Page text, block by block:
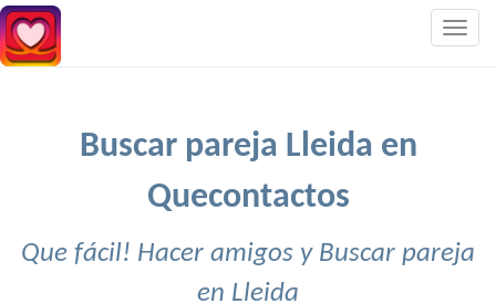
Buscar pareja Lleida en
Quecontactos
Que fácil! Hacer amigos y Buscar pareja
en Lleida